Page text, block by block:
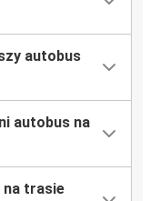
autobus
autobus na
na trasie